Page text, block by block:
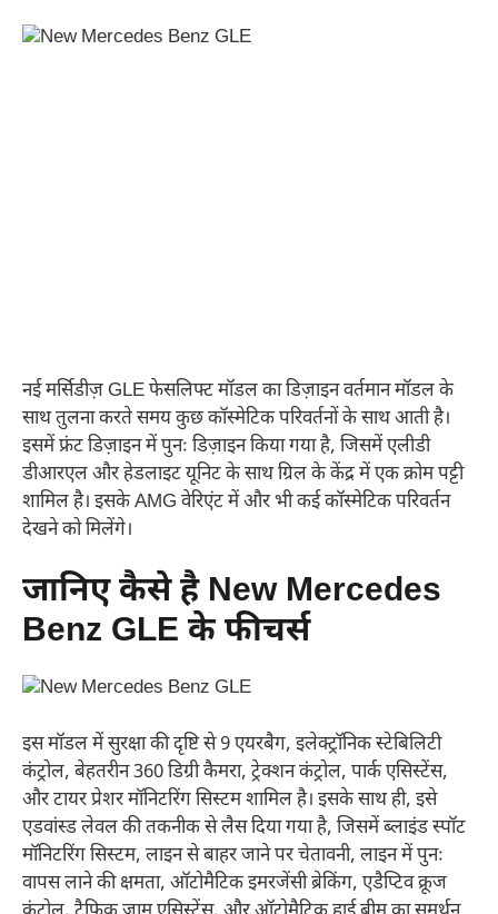
नई मर्सिडीज़ GLE फेसलिफ्ट मॉडल का डिज़ाइन वर्तमान मॉडल के
साथ तुलना करते समय कुछ कॉस्मेटिक परिवर्तनों के साथ आती है।
इसमें फ्रंट डिज़ाइन में पुनः डिज़ाइन किया गया है, जिसमें एलीडी
डीआरएल और हेडलाइट यूनिट के साथ ग्रिल के केंद्र में एक क्रोम पट्टी
शामिल है। इसके AMG वेरिएंट में और भी कई कॉस्मेटिक परिवर्तन
देखने को मिलेंगे।
जानिए कैसे है New Mercedes
Benz GLE के फीचर्स
इस मॉडल में सुरक्षा की दृष्टि से 9 एयरबैग, इलेक्ट्रॉनिक स्टेबिलिटी
कंट्रोल, बेहतरीन 360 डिग्री कैमरा, ट्रेक्शन कंट्रोल, पार्क एसिस्टेंस,
और टायर प्रेशर मॉनिटरिंग सिस्टम शामिल है। इसके साथ ही, इसे
एडवांस्ड लेवल की तकनीक से लैस दिया गया है, जिसमें ब्लाइंड स्पॉट
मॉनिटरिंग सिस्टम, लाइन से बाहर जाने पर चेतावनी, लाइन में पुनः
वापस लाने की क्षमता, ऑटोमैटिक इमरजेंसी ब्रेकिंग, एडैप्टिव क्रूज